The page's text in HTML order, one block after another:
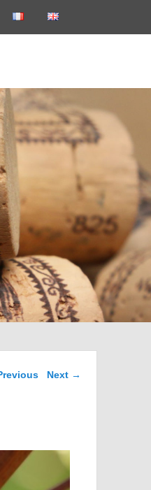
navigation
Next →